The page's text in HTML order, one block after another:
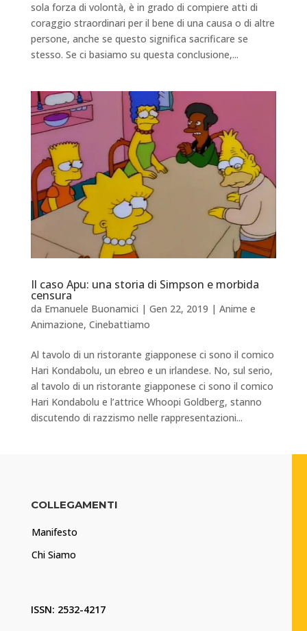
sola forza di volontà, è in grado di compiere atti di
coraggio straordinari per il bene di una causa o di altre
persone, anche se questo significa sacrificare se
stesso. Se ci basiamo su questa conclusione,...
Il caso Apu: una storia di Simpson e morbida
censura
da Emanuele Buonamici | Gen 22, 2019 | Anime e
Animazione, Cinebattiamo
Al tavolo di un ristorante giapponese ci sono il comico
Hari Kondabolu, un ebreo e un irlandese. No, sul serio,
al tavolo di un ristorante giapponese ci sono il comico
Hari Kondabolu e l’attrice Whoopi Goldberg, stanno
discutendo di razzismo nelle rappresentazioni...
COLLEGAMENTI
Manifesto
Chi Siamo
ISSN: 2532-4217